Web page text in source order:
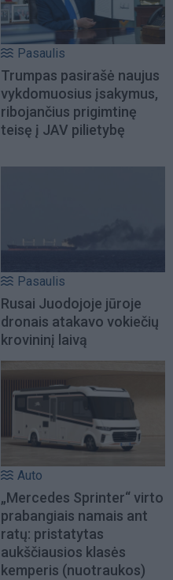
Pasaulis
Trumpas pasirašė naujus
vykdomuosius įsakymus,
ribojančius prigimtinę
teisę į JAV pilietybę
Pasaulis
Rusai Juodojoje jūroje
dronais atakavo vokiečių
krovininį laivą
Auto
„Mercedes Sprinter“ virto
prabangiais namais ant
ratų: pristatytas
aukščiausios klasės
kemperis (nuotraukos)